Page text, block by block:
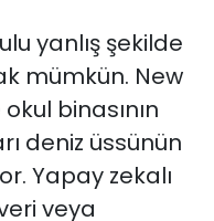
yanlış şekilde
mümkün. New
binasının
deniz üssünün
Yapay zekalı
veya